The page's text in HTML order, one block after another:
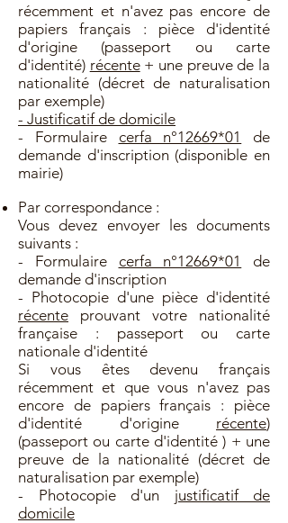
récemment et n'avez pas encore de
papiers français : pièce d'identité
d'origine (passeport ou carte
d'identité) récente+ une preuve de la
nationalité (décret de naturalisation
par exemple)
- Justificatif de domicile
- Formulaire cerfa n°12669*01
de
demande d'inscription (disponible en
mairie)
Par correspondance :
Vous devez envoyer les documents
suivants :
- Formulaire cerfa n°12669*01
de
demande d'inscription
- Photocopie d'une pièce d'identité
récente prouvant votre nationalité
française : passeport ou carte
nationale d'identité
Si vous êtes devenu français
récemment et que vous n'avez pas
encore de papiers français : pièce
d'identité d'origine récente)
(passeport ou carte d'identité ) + une
preuve de la nationalité (décret de
naturalisation par exemple)
- Photocopie d'un justificatif de
domicile